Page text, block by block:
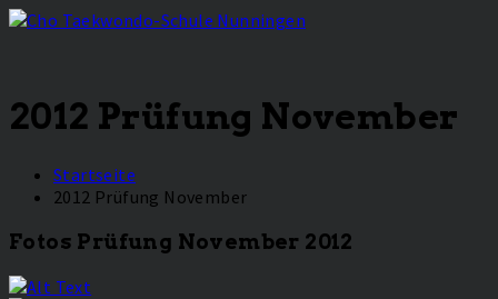
2012 Prüfung November
Startseite
2012 Prüfung November
Fotos Prüfung November 2012